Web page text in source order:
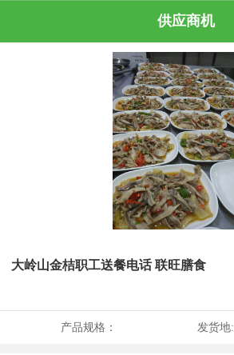
供应商机
大岭山金桔职工送餐电话 联旺膳食
产品规格： 发货地: